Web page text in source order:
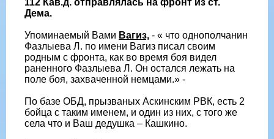
112 Кав.д. отправлялась на фронт из ст.
Дема.
Упоминаемый Вами Вагиз, - « что однополчанин
Фазлыева Л. по имени Вагиз писал своим
родным с фронта, как во время боя видел
раненного Фазлыева Л. Он остался лежать на
поле боя, захваченной немцами.» -
По базе ОБД, прызваных Аскинским РВК, есть 2
бойца с таким именем, и один из них, с того же
села что и Ваш дедушка – Кашкино.